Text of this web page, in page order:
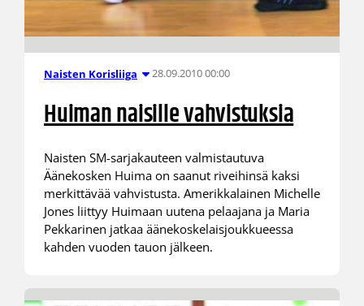
Naisten Korisliiga 28.09.2010 00:00
Huiman naisille vahvistuksia
Naisten SM-sarjakauteen valmistautuva
Äänekosken Huima on saanut riveihinsä kaksi
merkittävää vahvistusta. Amerikkalainen Michelle
Jones liittyy Huimaan uutena pelaajana ja Maria
Pekkarinen jatkaa äänekoskelaisjoukkueessa
kahden vuoden tauon jälkeen.